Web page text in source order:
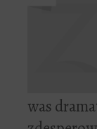
was